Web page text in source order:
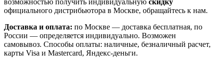
возможностью получить индивидуальную скидку
официального дистрибьютора в Москве, обращайтесь к нам.
Доставка и оплата: по Москве — доставка бесплатная, по
России — определяется индивидуально. Возможен
самовывоз. Способы оплаты: наличные, безналичный расчет,
карты Visa и Mastercard, Яндекс-деньги.